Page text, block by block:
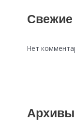
Нет
Архивы